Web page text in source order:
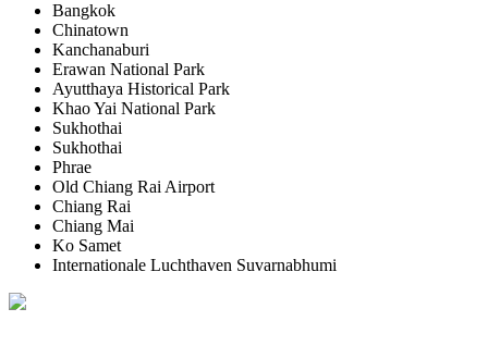
Bangkok
Chinatown
Kanchanaburi
Erawan National Park
Ayutthaya Historical Park
Khao Yai National Park
Sukhothai
Sukhothai
Phrae
Old Chiang Rai Airport
Chiang Rai
Chiang Mai
Ko Samet
Internationale Luchthaven Suvarnabhumi